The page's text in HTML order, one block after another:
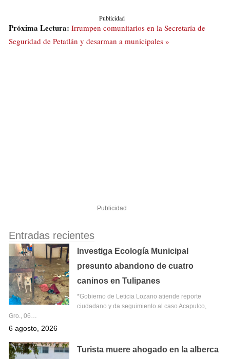
Publicidad
Próxima Lectura: Irrumpen comunitarios en la Secretaría de
Seguridad de Petatlán y desarman a municipales »
Publicidad
Entradas recientes
Investiga Ecología Municipal
presunto abandono de cuatro
caninos en Tulipanes
*Gobierno de Leticia Lozano atiende reporte
ciudadano y da seguimiento al caso Acapulco,
Gro., 06…
6 agosto, 2026
Turista muere ahogado en la alberca